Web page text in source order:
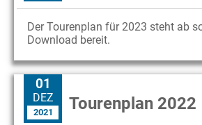
Der Tourenplan für 2023 steht ab
Download bereit.
Tourenplan 2022
01
DEZ
2021